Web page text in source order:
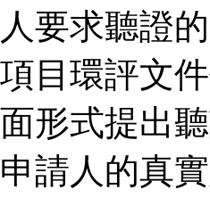
人要求聽證
項目環評文
面形式提出
申請人的真